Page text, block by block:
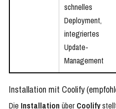
schnelles
Deployment,
integriertes
Update-
Management
Installation mit Coolify
Die Installation über Coolify